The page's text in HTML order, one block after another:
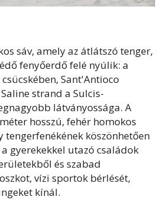
sáv, amely az átlátszó tenger,
fenyőerdő felé nyúlik: a
Sant'Antioco
strand a Sulcis-
látványossága. A
hosszú, fehér homokos
tengerfenékének köszönhetően
gyerekekkel utazó családok
és szabad
vízi sportok bérlését,
kínál.